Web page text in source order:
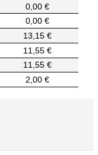
0,00 €
0,00 €
13,15 €
11,55 €
11,55 €
2,00 €